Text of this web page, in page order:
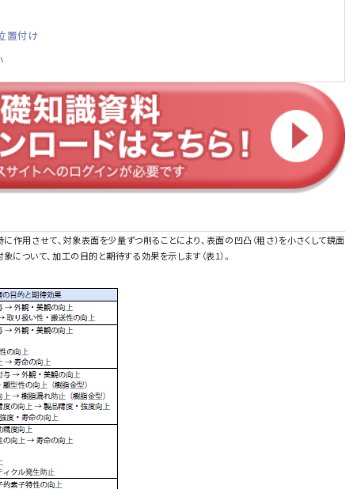
置付け
作用させて、対象表面を少量ずつ削ることにより、表面の凹凸（粗さ）を小さくして鏡面
ついて、加工の目的と期待する効果を示します（表1）。